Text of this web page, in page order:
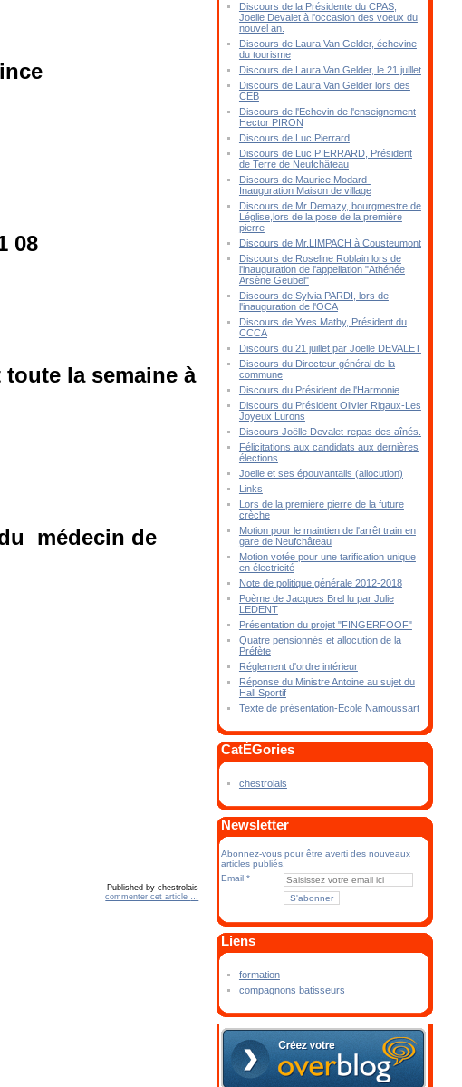
08
la semaine à
médecin de
Published by chestrolais
commenter cet article
Discours de la Présidente du CPAS,
Joelle Devalet à l'occasion des voeux du
nouvel an.
Discours de Laura Van Gelder, échevine
du tourisme
Discours de Laura Van Gelder, le 21 juillet
Discours de Laura Van Gelder lors des
CEB
Discours de l'Echevin de l'enseignement
Hector PIRON
Discours de Luc Pierrard
Discours de Luc PIERRARD, Président
de Terre de Neufchâteau
Discours de Maurice Modard-
Inauguration Maison de village
Discours de Mr Demazy, bourgmestre de
Léglise,lors de la pose de la première
pierre
Discours de Mr.LIMPACH à Cousteumont
Discours de Roseline Roblain lors de
l'inauguration de l'appellation "Athénée
Arsène Geubel"
Discours de Sylvia PARDI, lors de
l'inauguration de l'OCA
Discours de Yves Mathy, Président du
CCCA
Discours du 21 juillet par Joelle DEVALET
Discours du Directeur général de la
commune
Discours du Président de l'Harmonie
Discours du Président Olivier Rigaux-Les
Joyeux Lurons
Discours Joëlle Devalet-repas des aînés.
Félicitations aux candidats aux dernières
élections
Joelle et ses épouvantails (allocution)
Links
Lors de la première pierre de la future
crèche
Motion pour le maintien de l'arrêt train en
gare de Neufchâteau
Motion votée pour une tarification unique
en électricité
Note de politique générale 2012-2018
Poème de Jacques Brel lu par Julie
LEDENT
Présentation du projet "FINGERFOOF"
Quatre pensionnés et allocution de la
Préfète
Réglement d'ordre intérieur
Réponse du Ministre Antoine au sujet du
Hall Sportif
Texte de présentation-Ecole Namoussart
CatÉGories
chestrolais
Newsletter
Abonnez-vous pour être averti des nouveaux
articles publiés.
Email
Liens
formation
compagnons batisseurs